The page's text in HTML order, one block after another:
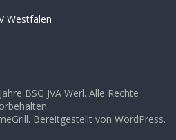
Westfalen
BSG JVA Werl. Alle Rechte
. Bereitgestellt von WordPress.